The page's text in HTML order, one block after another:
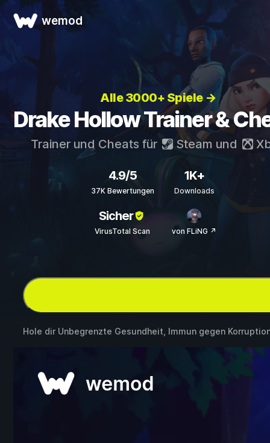
wemod
Alle 3000+ Spiele →
Drake Hollow Trainer &
Trainer und Cheats für Steam und
4.9/5
37K Bewertungen
1K+
Downloads
Sicher
VirusTotal Scan von FLiNG ↗
Hole dir Unbegrenzte Gesundheit, Immun gegen